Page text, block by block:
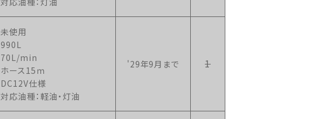
未使用
990L
70L/min
ホース15ｍ
DC12V仕様
対応油種：軽油・灯油
'29年9月まで 1